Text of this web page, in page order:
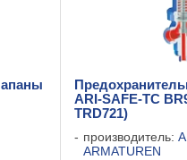
ARI-SAFE-TC
TRD721)
производитель:
ARMATUREN